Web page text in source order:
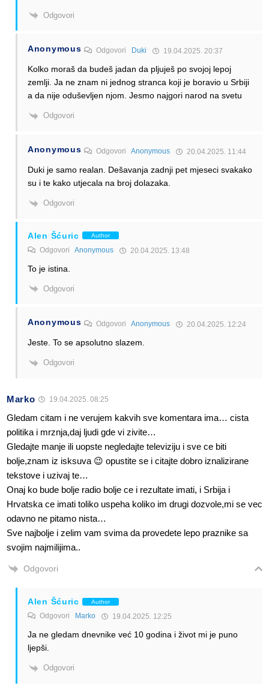
Odgovori
Anonymous Odgovori Duki 19.04.2025. 20:37
Kolko moraš da budeš jadan da pljuješ po svojoj lepoj
zemlji. Ja ne znam ni jednog stranca koji je boravio u Srbiji
a da nije oduševljen njom. Jesmo najgori narod na svetu
Odgovori
Anonymous OdgovoriAnonymous 20.04.2025. 11:44
Duki je samo realan. Dešavanja zadnji pet mjeseci svakako
su i te kako utjecala na broj dolazaka.
Odgovori
Alen Šćuric Author
Odgovori Anonymous 20.04.2025. 13:48
To je istina.
Odgovori
Anonymous OdgovoriAnonymous 20.04.2025. 12:24
Jeste. To se apsolutno slazem.
Odgovori
Marko 19.04.2025. 08:25
Gledam citam i ne verujem kakvih sve komentara ima… cista
politika i mrznja,daj ljudi gde vi zivite…
Gledajte manje ili uopste negledajte televiziju i sve ce biti
bolje,znam iz isksuva 😉 opustite se i citajte dobro iznalizirane
tekstove i uzivaj te…
Onaj ko bude bolje radio bolje ce i rezultate imati, i Srbija i
Hrvatska ce imati toliko uspeha koliko im drugi dozvole,mi se vec
odavno ne pitamo nista…
Sve najbolje i zelim vam svima da provedete lepo praznike sa
svojim najmilijima..
Odgovori
Alen Šćuric Author
Odgovori Marko 19.04.2025. 12:25
Ja ne gledam dnevnike već 10 godina i život mi je puno
ljepši.
Odgovori